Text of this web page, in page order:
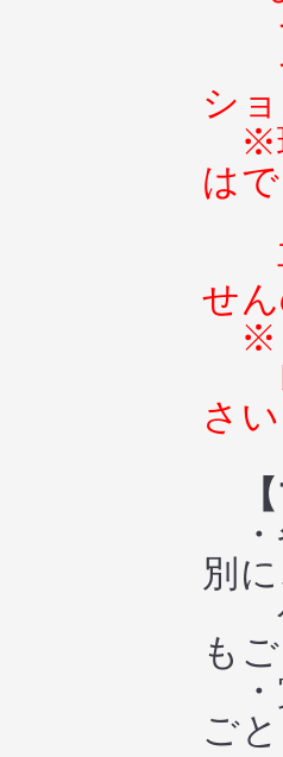
シ
※
は
せ
※
さい
・
別に
ゲ
も
・
ご